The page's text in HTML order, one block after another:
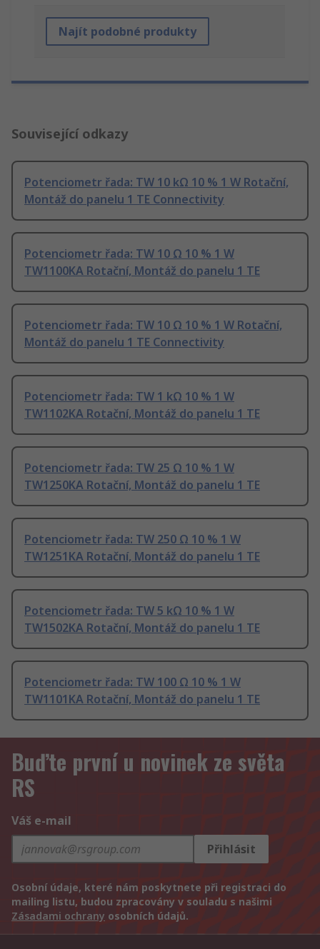
Najít podobné produkty
Související odkazy
Potenciometr řada: TW 10 kΩ 10 % 1 W Rotační,
Montáž do panelu 1 TE Connectivity
Potenciometr řada: TW 10 Ω 10 % 1 W
TW1100KA Rotační, Montáž do panelu 1 TE
Potenciometr řada: TW 10 Ω 10 % 1 W Rotační,
Montáž do panelu 1 TE Connectivity
Potenciometr řada: TW 1 kΩ 10 % 1 W
TW1102KA Rotační, Montáž do panelu 1 TE
Potenciometr řada: TW 25 Ω 10 % 1 W
TW1250KA Rotační, Montáž do panelu 1 TE
Potenciometr řada: TW 250 Ω 10 % 1 W
TW1251KA Rotační, Montáž do panelu 1 TE
Potenciometr řada: TW 5 kΩ 10 % 1 W
TW1502KA Rotační, Montáž do panelu 1 TE
Potenciometr řada: TW 100 Ω 10 % 1 W
TW1101KA Rotační, Montáž do panelu 1 TE
Buďte první u novinek ze světa
RS
Váš e-mail
Přihlásit
Osobní údaje, které nám poskytnete při registraci do
mailing listu, budou zpracovány v souladu s našimi
Zásadami ochrany osobních údajů.